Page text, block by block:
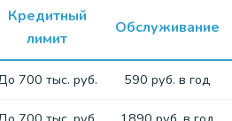
Кредитный
лимит
Обслуживание
700 тыс. руб. 590 руб. в год